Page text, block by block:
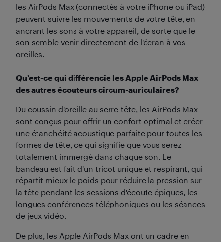
les AirPods Max (connectés à votre iPhone ou iPad)
peuvent suivre les mouvements de votre tête, en
ancrant les sons à votre appareil, de sorte que le
son semble venir directement de l'écran à vos
oreilles.
Qu’est-ce qui différencie les Apple AirPods Max
des autres écouteurs circum-auriculaires?
Du coussin d'oreille au serre-tête, les AirPods Max
sont conçus pour offrir un confort optimal et créer
une étanchéité acoustique parfaite pour toutes les
formes de tête, ce qui signifie que vous serez
totalement immergé dans chaque son. Le
bandeau est fait d'un tricot unique et respirant, qui
répartit mieux le poids pour réduire la pression sur
la tête pendant les sessions d'écoute épiques, les
longues conférences téléphoniques ou les séances
de jeux vidéo.
De plus, les Apple AirPods Max ont un cadre en